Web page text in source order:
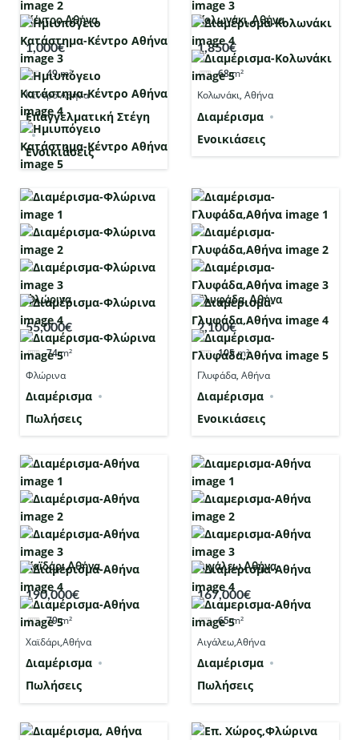
Κέντρο Αθήνα
1,000€
49m²
Κέντρο Αθήνα
Επαγγελματική Στέγη
Ενοικιάσεις
Κολωνάκι, Αθήνα
1,850€
68m²
Κολωνάκι, Αθήνα
Διαμέρισμα
Ενοικιάσεις
Φλώρινα
55,000€
74m²
Φλώρινα
Διαμέρισμα
Πωλήσεις
Γλυφάδα, Αθήνα
2,100€
105m²
Γλυφάδα, Αθήνα
Διαμέρισμα
Ενοικιάσεις
Χαϊδάρι,Αθήνα
190,000€
79m²
Χαϊδάρι,Αθήνα
Διαμέρισμα
Πωλήσεις
Αιγάλεω,Αθήνα
167,000€
65m²
Αιγάλεω,Αθήνα
Διαμέρισμα
Πωλήσεις